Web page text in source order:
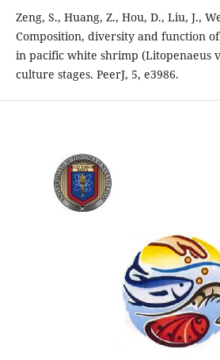
Zeng, S., Huang, Z., Hou, D., Liu, J.,
Composition, diversity and function
in pacific white shrimp (Litopenaeus
culture stages. PeerJ, 5, e3986.